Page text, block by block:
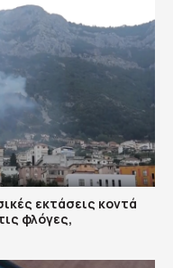
εκτάσεις κοντά
φλόγες,